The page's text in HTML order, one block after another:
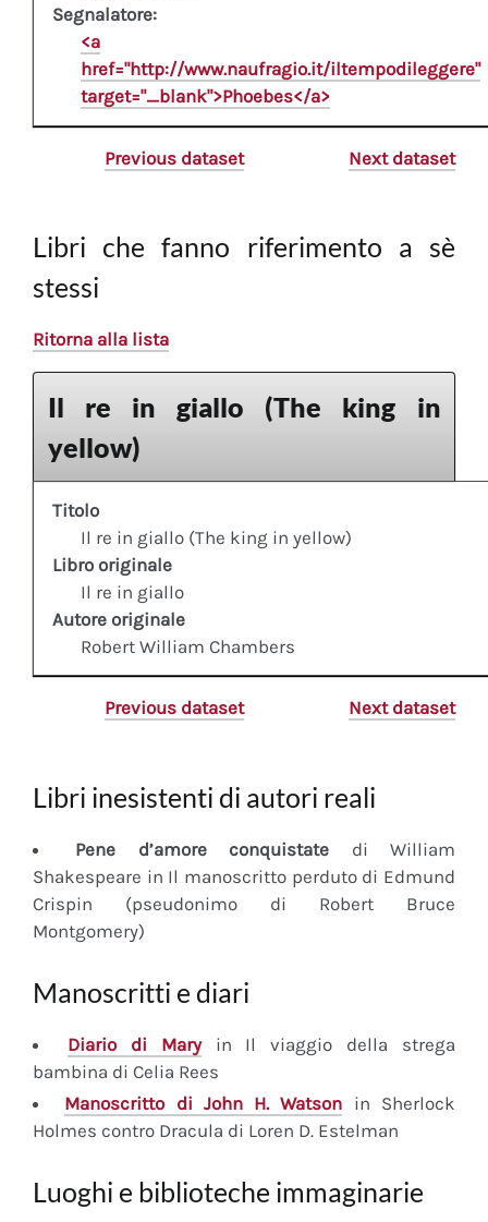
Segnalatore:
<a
href="http://www.naufragio.it/iltempodileggere"
target="_blank">Phoebes</a>
Previous dataset Next dataset
Libri che fanno riferimento a sè
stessi
Ritorna alla lista
Il re in giallo (The king in
yellow)
Titolo
Il re in giallo (The king in yellow)
Libro originale
Il re in giallo
Autore originale
Robert William Chambers
Previous dataset Next dataset
Libri inesistenti di autori reali
Pene d’amore conquistate di William
Shakespeare in Il manoscritto perduto di Edmund
Crispin (pseudonimo di Robert Bruce
Montgomery)
Manoscritti e diari
Diariodi Maryin Il viaggio della strega
bambina di Celia Rees
Manoscritto di John H. Watson in Sherlock
Holmes contro Dracula di Loren D. Estelman
Luoghi e biblioteche immaginarie